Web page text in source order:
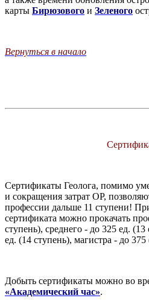
карты Бирюзового и Зеленого
Вернуться в начало
Сертификаты Геолога, помимо
и сокращения затрат ОР,
профессии дальше 11 ступени!
сертификата можно прокачать
ступень), среднего - до 325 ед.
ед. (14 ступень), магистра - до 375
Добыть сертификаты можно во
«Академический час».